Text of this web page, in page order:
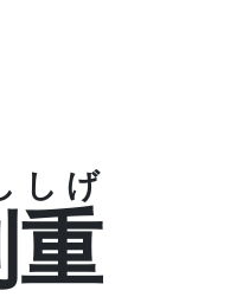
重
しげ